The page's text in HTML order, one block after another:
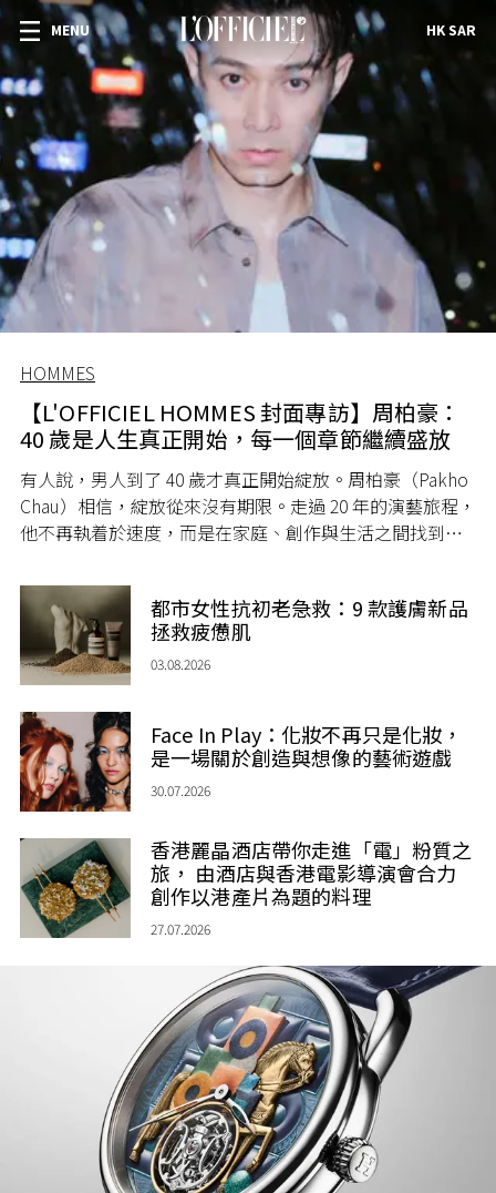
MENU HK SAR
HOMMES
【L'OFFICIEL HOMMES 封面專訪】周柏豪：
40 歲是人生真正開始，每一個章節繼續盛放
有人說，男人到了 40 歲才真正開始綻放。周柏豪（Pakho
Chau）相信，綻放從來沒有期限。走過 20 年的演藝旅程，
他不再執着於速度，而是在家庭、創作與生活之間找到屬
都市女性抗初老急救：9 款護膚新品
拯救疲憊肌
03.08.2026
Face In Play：化妝不再只是化妝，
是一場關於創造與想像的藝術遊戲
30.07.2026
香港麗晶酒店帶你走進「電」粉質之
旅， 由酒店與香港電影導演會合力
創作以港產片為題的料理
27.07.2026